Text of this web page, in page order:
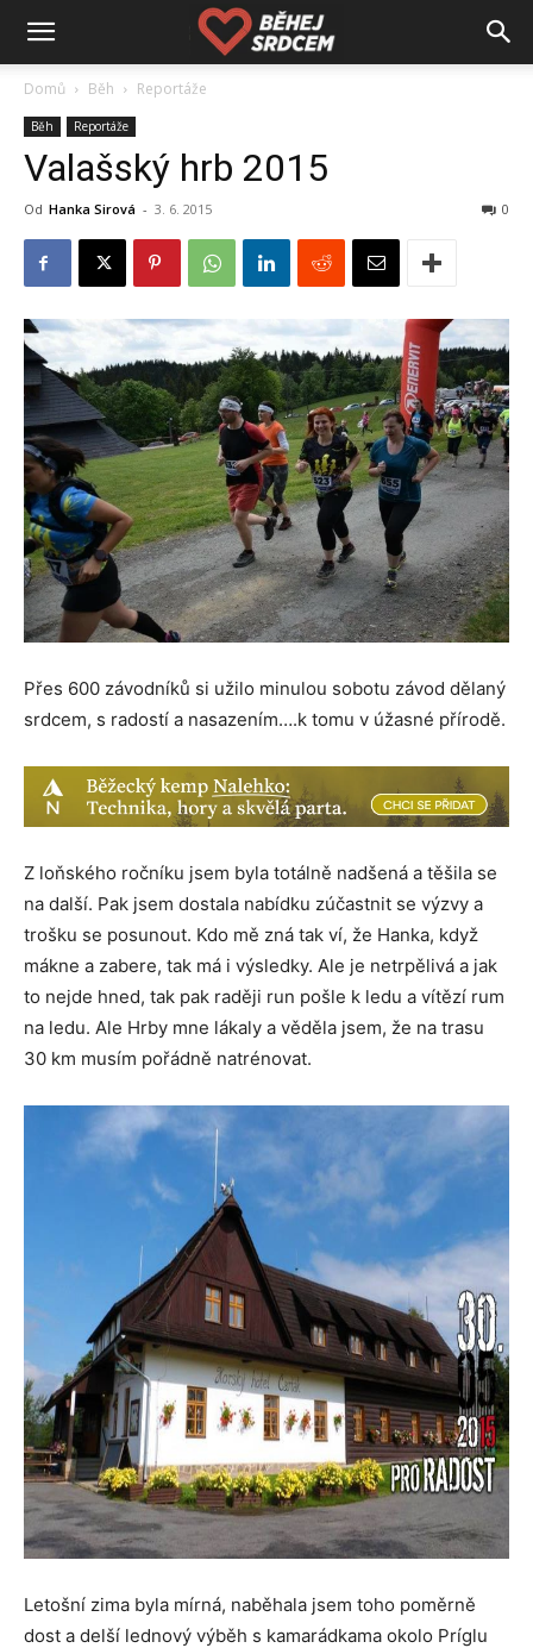
Domů Běh Reportáže
Běh Reportáže
Valašský hrb 2015
Od Hanka Sirová - 3. 6. 2015 0
Přes 600 závodníků si užilo minulou sobotu závod dělaný
srdcem, s radostí a nasazením….k tomu v úžasné přírodě.
Z loňského ročníku jsem byla totálně nadšená a těšila se
na další. Pak jsem dostala nabídku zúčastnit se výzvy a
trošku se posunout. Kdo mě zná tak ví, že Hanka, když
mákne a zabere, tak má i výsledky. Ale je netrpělivá a jak
to nejde hned, tak pak raději run pošle k ledu a vítězí rum
na ledu. Ale Hrby mne lákaly a věděla jsem, že na trasu
30 km musím pořádně natrénovat.
Letošní zima byla mírná, naběhala jsem toho poměrně
dost a delší lednový výběh s kamarádkama okolo Príglu